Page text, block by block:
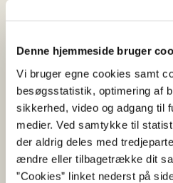
Denne hjemmeside bruger
Vi bruger egne cookies samt
besøgsstatistik, optimering af
sikkerhed, video og adgang til
medier. Ved samtykke til
der aldrig deles med
ændre eller tilbagetrække dit
”Cookies” linket nederst på
Denne straksregulering er
Ministeriet for Fødevarer,
bekendtgørelse nr. 1430 af 5.
regulering af fiskeriet § 17.
Straksreguleringen træder i
gældende til og med 31.
andet fastsættes.